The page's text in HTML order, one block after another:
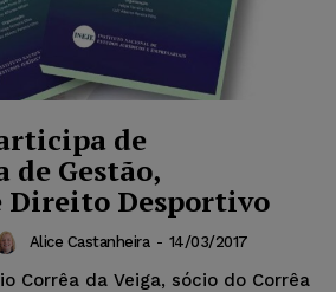
de
de Gestão,
Desportivo
Alice Castanheira - 14/03/2017
Corrêa da Veiga, sócio do Corrêa